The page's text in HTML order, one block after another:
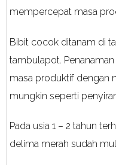
mempercepat masa
Bibit cocok ditanam di
tambulapot.
masa produktif dengan
mungkin seperti
Pada usia 1 – 2 tahun
delima merah sudah